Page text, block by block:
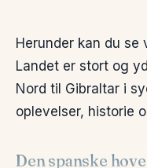
Herunder kan du se
Landet er stort og
Nord til Gibraltar i
oplevelser, historie
Den spanske